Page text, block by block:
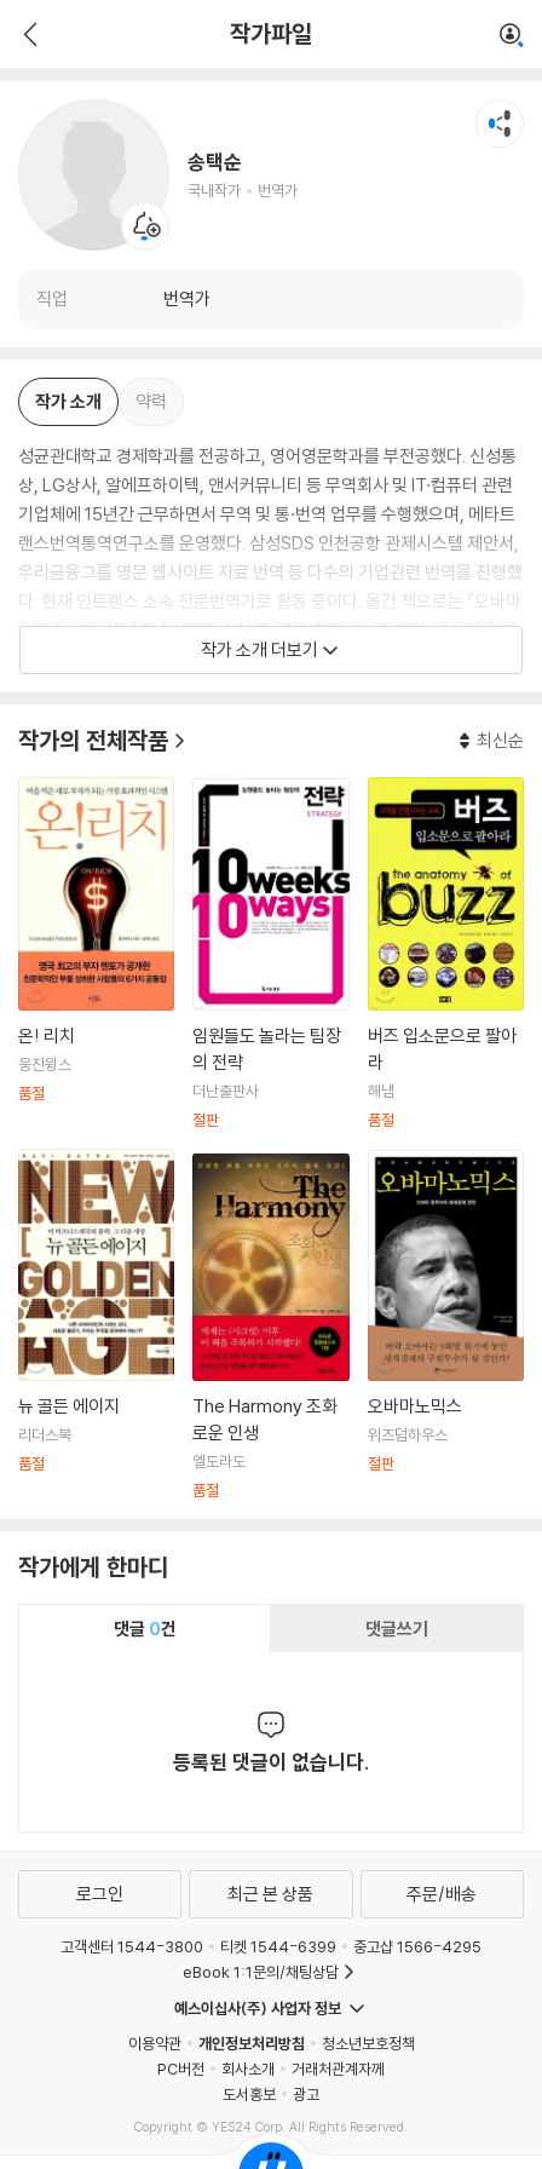
작가파일
송택순
국내작가 번역가
직업 번역가
작가 소개 약력
성균관대학교 경제학과를 전공하고, 영어영문학과를 부전공했다. 신성통
상, LG상사, 알에프하이텍, 앤서커뮤니티 등 무역회사 및 IT·컴퓨터 관련
기업체에 15년간 근무하면서 무역 및 통·번역 업무를 수행했으며, 메타트
랜스번역통역연구소를 운영했다. 삼성SDS 인천공항 관제시스템 제안서,
우리금융그룹 영문 웹사이트 자료 번역 등 다수의 기업관련 번역을 진행했
다. 현재 인트랜스 소속 전문번역가로 활동 중이다. 옮긴 책으로는 『오바마
노믹스』, 하버드 MBA 셀프마스터 중 『기업창업』과 『마케팅』, 『시장을 창
조한 기업들』, 『중소기업에서 대기업까지 전략을 재점검하라』(공역), 『팀
작가 소개 더보기
작가의 전체작품 최신순
온! 리치
웅진윙스
품절
임원들도 놀라는 팀장
의 전략
더난출판사
절판
버즈 입소문으로 팔아
라
해냄
품절
뉴 골든 에이지
리더스북
품절
The Harmony 조화
로운 인생
엘도라도
품절
오바마노믹스
위즈덤하우스
절판
작가에게 한마디
댓글 0건 댓글쓰기
등록된 댓글이 없습니다.
로그인 최근 본 상품 주문/배송
고객센터 1544-3800 티켓 1544-6399
중고샵 1566-4295
eBook 1:1문의/채팅상담
예스이십사(주) 사업자 정보
이용약관
개인정보처리방침
청소년보호정책
PC버전
회사소개
거래처관계자께
도서홍보
광고
Copyright © YES24 Corp. All Rights Reserved.